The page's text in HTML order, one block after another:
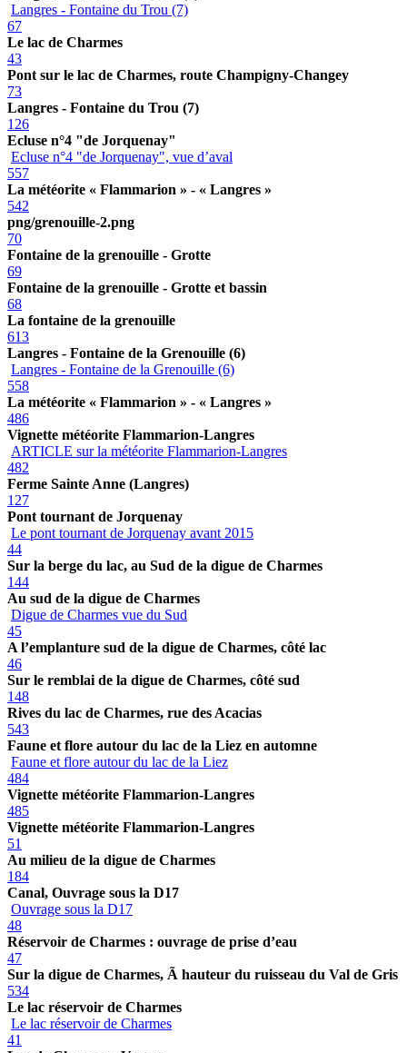
Langres - Fontaine du Trou (7)
67
Le lac de Charmes
43
Pont sur le lac de Charmes, route Champigny-Changey
73
Langres - Fontaine du Trou (7)
126
Ecluse n°4 "de Jorquenay"
Ecluse n°4 "de Jorquenay", vue d’aval
557
La météorite « Flammarion » - « Langres »
542
png/grenouille-2.png
70
Fontaine de la grenouille - Grotte
69
Fontaine de la grenouille - Grotte et bassin
68
La fontaine de la grenouille
613
Langres - Fontaine de la Grenouille (6)
Langres - Fontaine de la Grenouille (6)
558
La météorite « Flammarion » - « Langres »
486
Vignette météorite Flammarion-Langres
ARTICLE sur la météorite Flammarion-Langres
482
Ferme Sainte Anne (Langres)
127
Pont tournant de Jorquenay
Le pont tournant de Jorquenay avant 2015
44
Sur la berge du lac, au Sud de la digue de Charmes
144
Au sud de la digue de Charmes
Digue de Charmes vue du Sud
45
A l’emplanture sud de la digue de Charmes, côté lac
46
Sur le remblai de la digue de Charmes, côté sud
148
Rives du lac de Charmes, rue des Acacias
543
Faune et flore autour du lac de la Liez en automne
Faune et flore autour du lac de la Liez
484
Vignette météorite Flammarion-Langres
485
Vignette météorite Flammarion-Langres
51
Au milieu de la digue de Charmes
184
Canal, Ouvrage sous la D17
Ouvrage sous la D17
48
Réservoir de Charmes : ouvrage de prise d’eau
47
Sur la digue de Charmes, Ã hauteur du ruisseau du Val de Gris
534
Le lac réservoir de Charmes
Le lac réservoir de Charmes
41